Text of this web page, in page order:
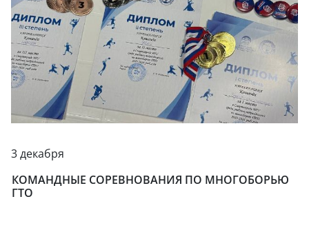
3 декабря
КОМАНДНЫЕ СОРЕВНОВАНИЯ ПО МНОГОБОРЬЮ
ГТО